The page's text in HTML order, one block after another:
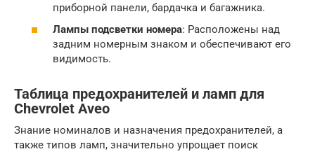
приборной панели, бардачка и багажника.
Лампы подсветки номера: Расположены над
задним номерным знаком и обеспечивают его
видимость.
Таблица предохранителей и ламп для
Chevrolet Aveo
Знание номиналов и назначения предохранителей, а
также типов ламп, значительно упрощает поиск